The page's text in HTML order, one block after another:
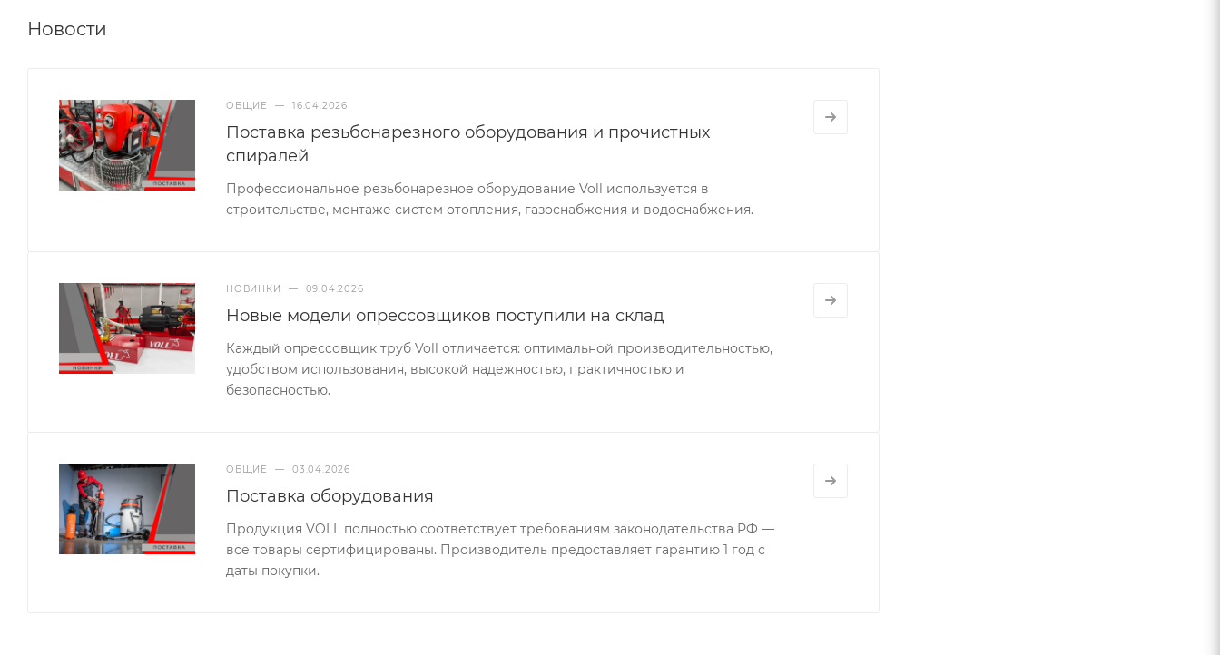
Новости
ОБЩИЕ — 16.04.2026
Поставка резьбонарезного оборудования и прочистных
спиралей
Профессиональное резьбонарезное оборудование Voll используется в
строительстве, монтаже систем отопления, газоснабжения и водоснабжения.
НОВИНКИ — 09.04.2026
Новые модели опрессовщиков поступили на склад
Каждый опрессовщик труб Voll отличается: оптимальной производительностью,
удобством использования, высокой надежностью, практичностью и
безопасностью.
ОБЩИЕ — 03.04.2026
Поставка оборудования
Продукция VOLL полностью соответствует требованиям законодательства РФ —
все товары сертифицированы. Производитель предоставляет гарантию 1 год с
даты покупки.